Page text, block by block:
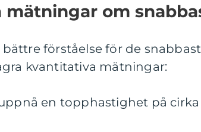
mätningar om
förståelse för de
kvantitativa mätningar:
en topphastighet på cirka